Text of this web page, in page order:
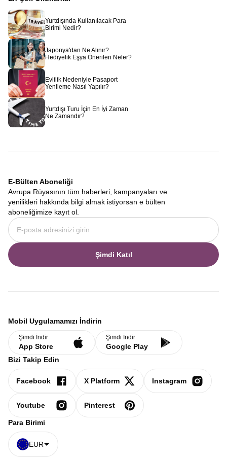
Yurtdışında Kullanılacak Para
Birimi Nedir?
Japonya'dan Ne Alınır?
Hediyelik Eşya Önerileri Neler?
Evlilik Nedeniyle Pasaport
Yenileme Nasıl Yapılır?
Yurtdışı Turu İçin En İyi Zaman
Ne Zamandır?
E-Bülten Aboneliği
Avrupa Rüyasının tüm haberleri, kampanyaları ve
yenilikleri hakkında bilgi almak istiyorsan e bülten
aboneliğimize kayıt ol.
Şimdi Katıl
Mobil Uygulamamızı İndirin
Şimdi İndir
App Store
Şimdi İndir
Google Play
Bizi Takip Edin
Facebook X Platform Instagram
Youtube Pinterest
Para Birimi
EUR